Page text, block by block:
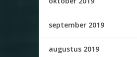
september 2019
augustus 2019